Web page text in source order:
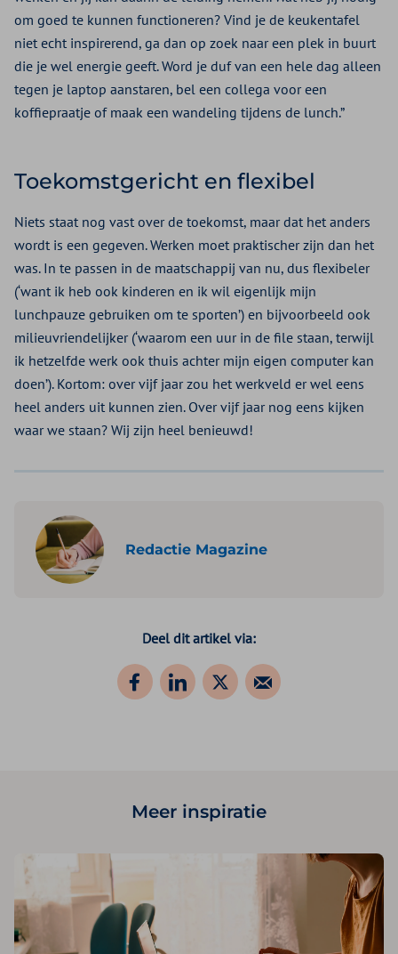
om goed te kunnen functioneren? Vind je de keukentafel
niet echt inspirerend, ga dan op zoek naar een plek in buurt
die je wel energie geeft. Word je duf van een hele dag alleen
tegen je laptop aanstaren, bel een collega voor een
koffiepraatje of maak een wandeling tijdens de lunch.”
Toekomstgericht en flexibel
Niets staat nog vast over de toekomst, maar dat het anders
wordt is een gegeven. Werken moet praktischer zijn dan het
was. In te passen in de maatschappij van nu, dus flexibeler
(‘want ik heb ook kinderen en ik wil eigenlijk mijn
lunchpauze gebruiken om te sporten’) en bijvoorbeeld ook
milieuvriendelijker (‘waarom een uur in de file staan, terwijl
ik hetzelfde werk ook thuis achter mijn eigen computer kan
doen’). Kortom: over vijf jaar zou het werkveld er wel eens
heel anders uit kunnen zien. Over vijf jaar nog eens kijken
waar we staan? Wij zijn heel benieuwd!
Redactie Magazine
Deel dit artikel via:
Meer inspiratie